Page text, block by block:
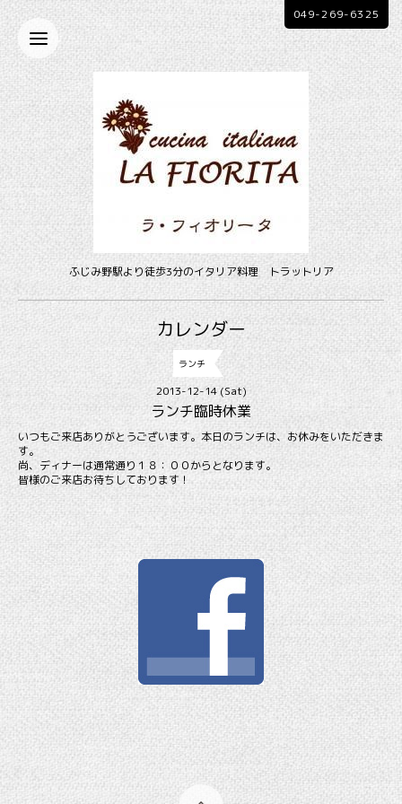
ふじみ野駅より徒歩3分のイタリア料理 トラットリア
049-269-6325
カレンダー
ランチ
2013-12-14 (Sat)
ランチ臨時休業
いつもご来店ありがとうございます。本日のランチは、お休みをいただきま
す。
尚、ディナーは通常通り１８：００からとなります。
皆様のご来店お待ちしております！